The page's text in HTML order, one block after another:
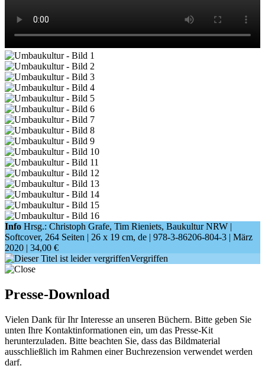
Info Hrsg.: Christoph Grafe, Tim Rieniets, Baukultur NRW |
Softcover, 264 Seiten | 26 x 19 cm, de | 978-3-86206-804-3 | März
2020 | 34,00 €
Vergriffen
Presse-Download
Vielen Dank für Ihr Interesse an unseren Büchern. Bitte geben Sie
unten Ihre Kontaktinformationen ein, um das Presse-Kit
herunterzuladen. Bitte beachten Sie, dass das Bildmaterial
ausschließlich im Rahmen einer Buchrezension verwendet werden
darf.